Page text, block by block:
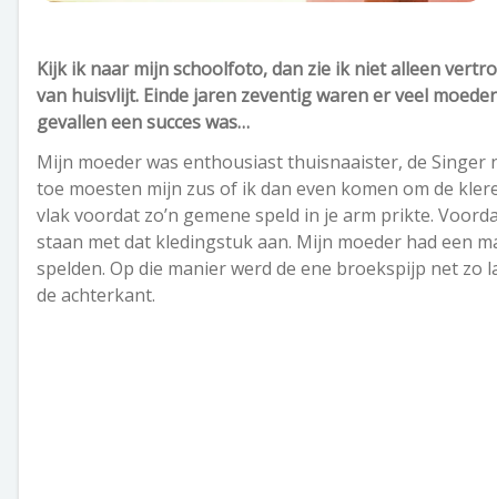
Kijk ik naar mijn schoolfoto, dan zie ik niet alleen
van huisvlijt. Einde jaren zeventig waren er veel
gevallen een succes was…
Mijn moeder was enthousiast thuisnaaister, de
toe moesten mijn zus of ik dan even komen om de
vlak voordat zo’n gemene speld in je arm prikte.
staan met dat kledingstuk aan. Mijn moeder had een
spelden. Op die manier werd de ene broekspijp net zo
de achterkant.